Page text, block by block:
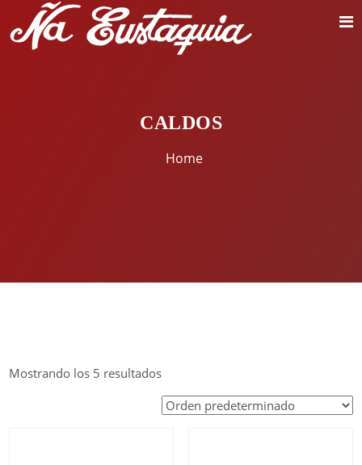
CALDOS
Home
Mostrando los 5 resultados